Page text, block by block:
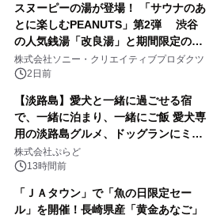
スヌーピーの湯が登場！ 「サウナのあ
とに楽しむPEANUTS」第2弾 渋谷
の人気銭湯「改良湯」と期間限定のコ
ラボレーション サウナイキタイコラ
ボグッズも発売決定！
株式会社ソニー・クリエイティブプロダクツ
2日前
【淡路島】愛犬と一緒に過ごせる宿
で、一緒に泊まり、一緒にご飯 愛犬専
用の淡路島グルメ、ドッグランにミニ
プール グランピングとトレーラーハウ
スの2施設で
株式会社ぷらど
13時間前
「ＪＡタウン」で「魚の日限定セー
ル」を開催！長崎県産「黄金あなご」